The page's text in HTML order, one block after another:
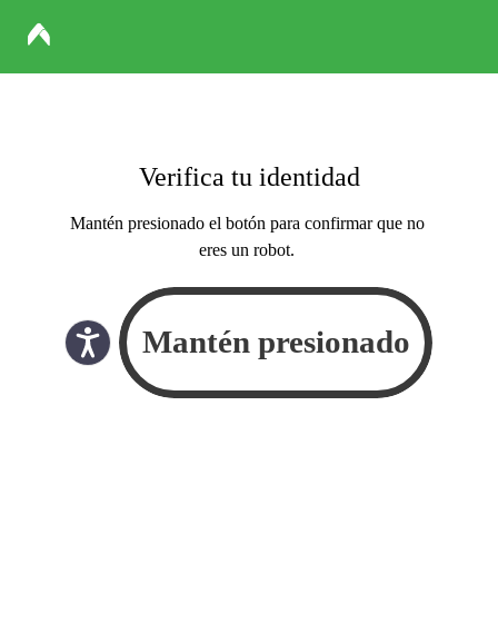
Verifica tu identidad
Mantén presionado el botón para confirmar que no
eres un robot.